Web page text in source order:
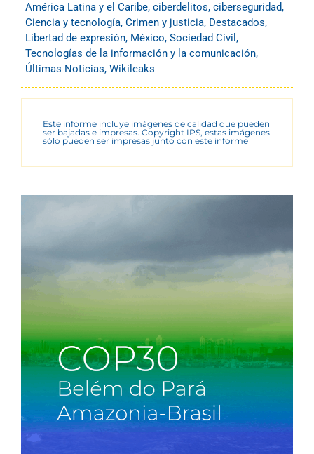
América Latina y el Caribe, ciberdelitos, ciberseguridad,
Ciencia y tecnología, Crimen y justicia, Destacados,
Libertad de expresión, México, Sociedad Civil ,
Tecnologías de la información y la comunicación,
Últimas Noticias, Wikileaks
Este informe incluye imágenes de calidad que pueden
ser bajadas e impresas. Copyright IPS, estas imágenes
sólo pueden ser impresas junto con este informe